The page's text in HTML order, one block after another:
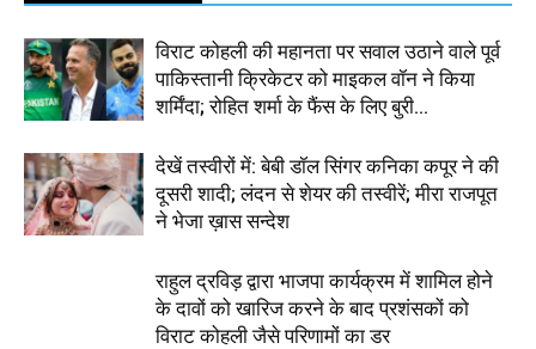
विराट कोहली की महानता पर सवाल उठाने वाले पूर्व
पाकिस्तानी क्रिकेटर को माइकल वॉन ने किया
शर्मिंदा; रोहित शर्मा के फैंस के लिए बुरी...
देखें तस्वीरों में: बेबी डॉल सिंगर कनिका कपूर ने की
दूसरी शादी; लंदन से शेयर की तस्वीरें; मीरा राजपूत
ने भेजा ख़ास सन्देश
राहुल द्रविड़ द्वारा भाजपा कार्यक्रम में शामिल होने
के दावों को खारिज करने के बाद प्रशंसकों को
विराट कोहली जैसे परिणामों का डर